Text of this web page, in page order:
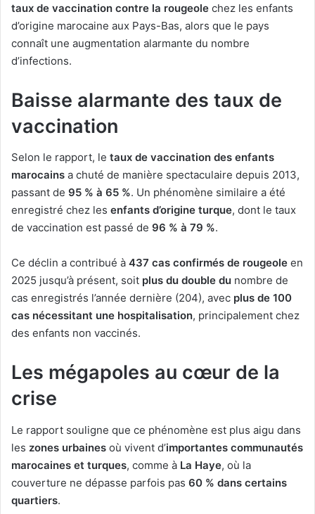
taux de vaccination contre la rougeole chez les enfants
d’origine marocaine aux Pays-Bas, alors que le pays
connaît une augmentation alarmante du nombre
d’infections.
Baisse alarmante des taux de
vaccination
Selon le rapport, le taux de vaccination des enfants
marocains a chuté de manière spectaculaire depuis 2013,
passant de 95 % à 65 %. Un phénomène similaire a été
enregistré chez les enfants d’origine turque, dont le taux
de vaccination est passé de 96 % à 79 %.
Ce déclin a contribué à 437 cas confirmés de rougeole en
2025 jusqu’à présent, soit plus du double du nombre de
cas enregistrés l’année dernière (204), avec plus de 100
cas nécessitant une hospitalisation, principalement chez
des enfants non vaccinés.
Les mégapoles au cœur de la
crise
Le rapport souligne que ce phénomène est plus aigu dans
les zones urbaines où vivent d’importantes communautés
marocaines et turques, comme à La Haye, où la
couverture ne dépasse parfois pas 60 % dans certains
quartiers.